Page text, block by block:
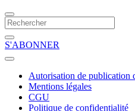
S'ABONNER
Autorisation de publication
Mentions légales
CGU
Politique de confidentialité